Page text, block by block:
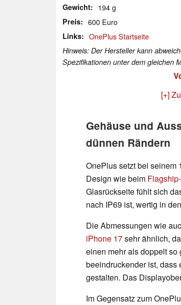
Gewicht 194 g
Preis 600 Euro
Links OnePlus Startseite
Hinweis: Der Hersteller kann
Spezifikationen unter dem gleichen
[+]
Gehäuse und
dünnen Rändern
OnePlus setzt bei seinem
Design wie beim
Glasrückseite fühlt sich
nach IP69 ist, wertig in
Die Abmessungen wie
iPhone 17sehr ähnlich,
einen mehr als doppelt
beeindruckender ist, dass
gestalten. Das
Im Gegensatz zum